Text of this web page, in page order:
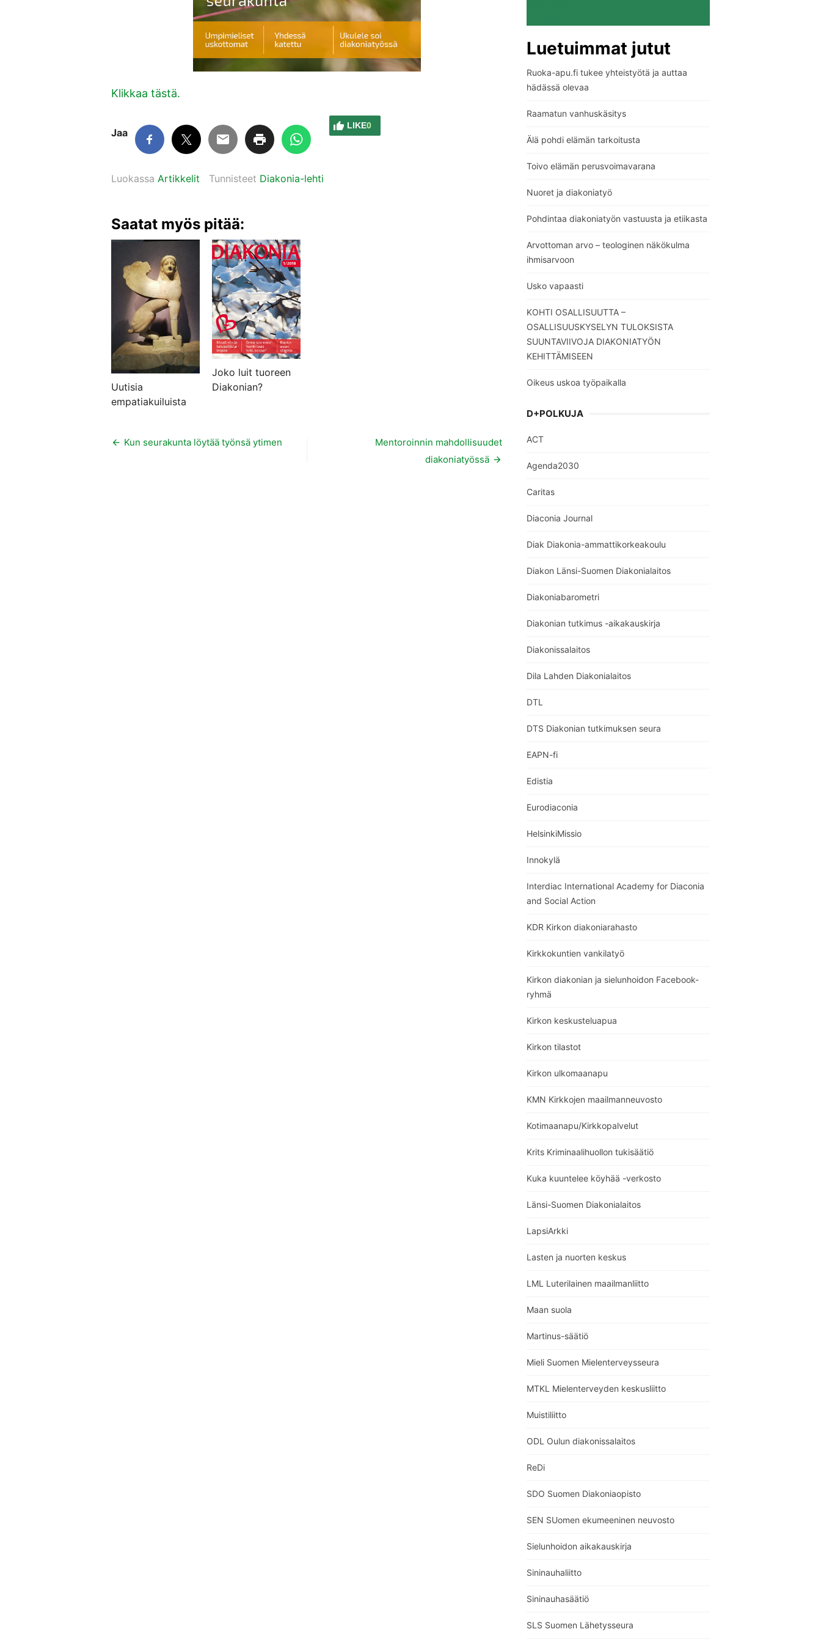
Klikkaa tästä.
LIKE0
Jaa
Luokassa Artikkelit Tunnisteet Diakonia-lehti
Saatat myös pitää:
Uutisia
empatiakuiluista
Joko luit tuoreen
Diakonian?
Artikkelien
Kun seurakunta löytää työnsä ytimen
Mentoroinnin mahdollisuudet
diakoniatyössä
Luetuimmat jutut
Ruoka-apu.fi tukee yhteistyötä ja auttaa
hädässä olevaa
Raamatun vanhuskäsitys
Älä pohdi elämän tarkoitusta
Toivo elämän perusvoimavarana
Nuoret ja diakoniatyö
Pohdintaa diakoniatyön vastuusta ja etiikasta
Arvottoman arvo – teologinen näkökulma
ihmisarvoon
Usko vapaasti
KOHTI OSALLISUUTTA –
OSALLISUUSKYSELYN TULOKSISTA
SUUNTAVIIVOJA DIAKONIATYÖN
KEHITTÄMISEEN
Oikeus uskoa työpaikalla
D+POLKUJA
ACT
Agenda2030
Caritas
Diaconia Journal
Diak Diakonia-ammattikorkeakoulu
Diakon Länsi-Suomen Diakonialaitos
Diakoniabarometri
Diakonian tutkimus -aikakauskirja
Diakonissalaitos
Dila Lahden Diakonialaitos
DTL
DTS Diakonian tutkimuksen seura
EAPN-fi
Edistia
Eurodiaconia
HelsinkiMissio
Innokylä
Interdiac International Academy for Diaconia
and Social Action
KDR Kirkon diakoniarahasto
Kirkkokuntien vankilatyö
Kirkon diakonian ja sielunhoidon Facebook-
ryhmä
Kirkon keskusteluapua
Kirkon tilastot
Kirkon ulkomaanapu
KMN Kirkkojen maailmanneuvosto
Kotimaanapu/Kirkkopalvelut
Krits Kriminaalihuollon tukisäätiö
Kuka kuuntelee köyhää -verkosto
Länsi-Suomen Diakonialaitos
LapsiArkki
Lasten ja nuorten keskus
LML Luterilainen maailmanliitto
Maan suola
Martinus-säätiö
Mieli Suomen Mielenterveysseura
MTKL Mielenterveyden keskusliitto
Muistiliitto
ODL Oulun diakonissalaitos
ReDi
SDO Suomen Diakoniaopisto
SEN SUomen ekumeeninen neuvosto
Sielunhoidon aikakauskirja
Sininauhaliitto
Sininauhasäätiö
SLS Suomen Lähetysseura